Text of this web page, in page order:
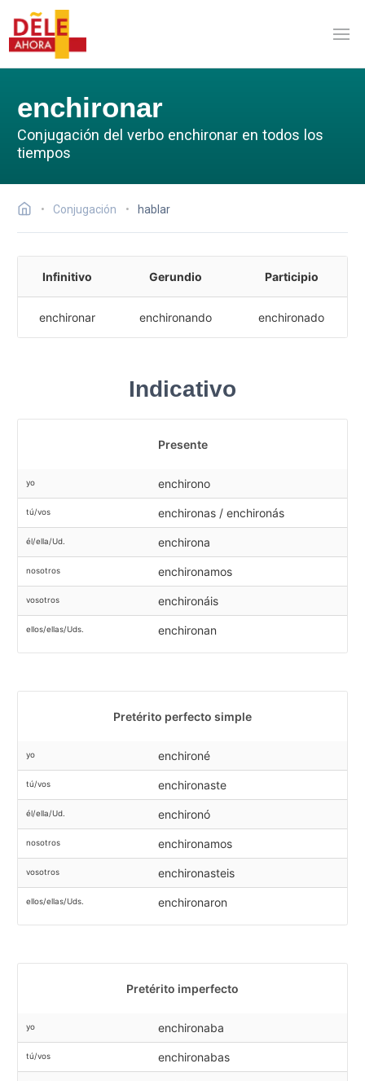
enchironar
Conjugación del verbo enchironar en todos los
tiempos
Conjugación hablar
Infinitivo Gerundio Participio
enchironar enchironando enchironado
Indicativo
Presente
yo enchirono
tú/vos enchironas / enchironás
él/ella/Ud. enchirona
nosotros enchironamos
vosotros enchironáis
ellos/ellas/Uds. enchironan
Pretérito perfecto simple
yo enchironé
tú/vos enchironaste
él/ella/Ud. enchironó
nosotros enchironamos
vosotros enchironasteis
ellos/ellas/Uds. enchironaron
Pretérito imperfecto
yo enchironaba
tú/vos enchironabas